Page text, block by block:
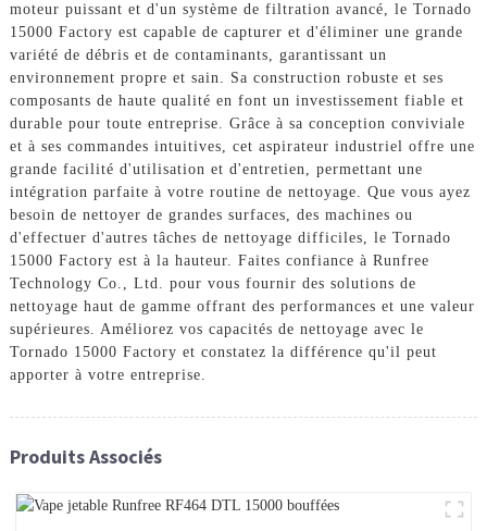
moteur puissant et d'un système de filtration avancé, le Tornado
15000 Factory est capable de capturer et d'éliminer une grande
variété de débris et de contaminants, garantissant un
environnement propre et sain. Sa construction robuste et ses
composants de haute qualité en font un investissement fiable et
durable pour toute entreprise. Grâce à sa conception conviviale
et à ses commandes intuitives, cet aspirateur industriel offre une
grande facilité d'utilisation et d'entretien, permettant une
intégration parfaite à votre routine de nettoyage. Que vous ayez
besoin de nettoyer de grandes surfaces, des machines ou
d'effectuer d'autres tâches de nettoyage difficiles, le Tornado
15000 Factory est à la hauteur. Faites confiance à Runfree
Technology Co., Ltd. pour vous fournir des solutions de
nettoyage haut de gamme offrant des performances et une valeur
supérieures. Améliorez vos capacités de nettoyage avec le
Tornado 15000 Factory et constatez la différence qu'il peut
apporter à votre entreprise.
Produits Associés